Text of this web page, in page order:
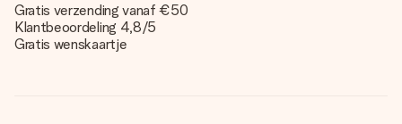
Gratis verzending vanaf €50
Klantbeoordeling 4,8/5
Gratis wenskaartje